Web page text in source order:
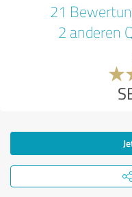
21
2 anderen